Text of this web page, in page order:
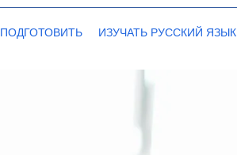
ПОДГОТОВИТЬ ИЗУЧАТЬ РУССКИЙ ЯЗЫК